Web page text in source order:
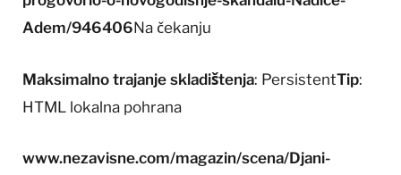
Adem/946406Na čekanju
Maksimalno trajanje skladištenja: PersistentTip:
HTML lokalna pohrana
www.nezavisne.com/magazin/scena/Djani-